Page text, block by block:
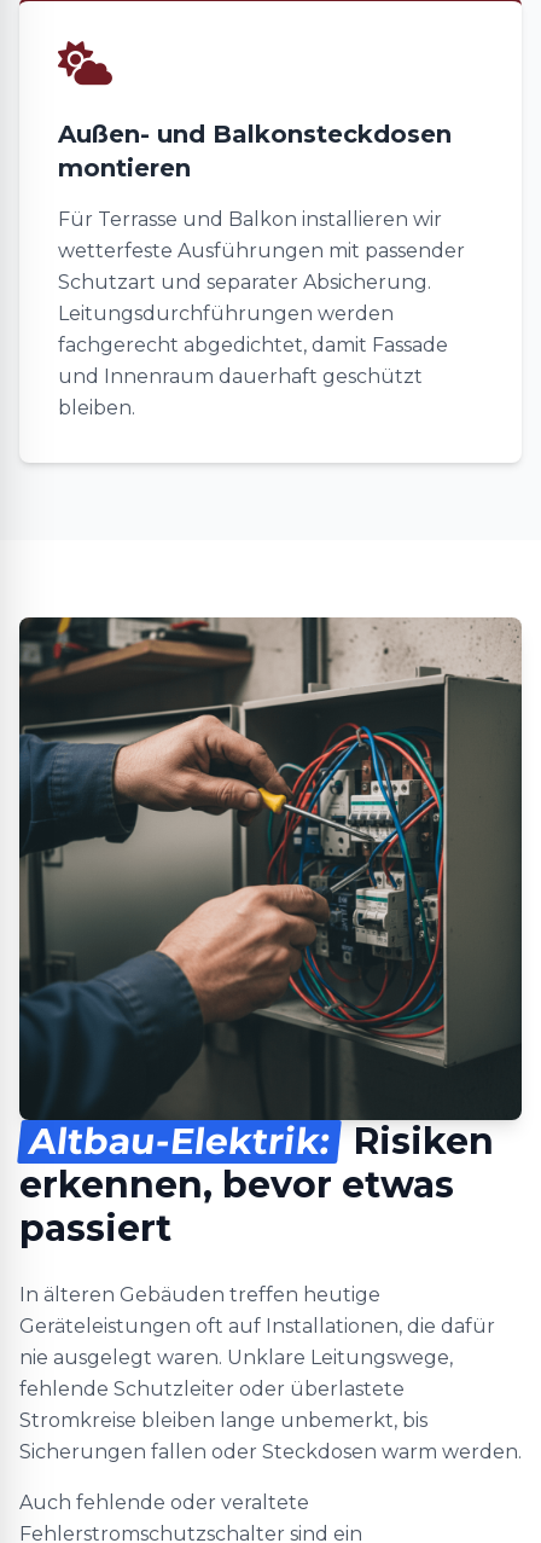
Außen- und Balkonsteckdosen
montieren
Für Terrasse und Balkon installieren wir
wetterfeste Ausführungen mit passender
Schutzart und separater Absicherung.
Leitungsdurchführungen werden
fachgerecht abgedichtet, damit Fassade
und Innenraum dauerhaft geschützt
bleiben.
Altbau-Elektrik: Risiken
erkennen, bevor etwas
passiert
In älteren Gebäuden treffen heutige
Geräteleistungen oft auf Installationen, die dafür
nie ausgelegt waren. Unklare Leitungswege,
fehlende Schutzleiter oder überlastete
Stromkreise bleiben lange unbemerkt, bis
Sicherungen fallen oder Steckdosen warm werden.
Auch fehlende oder veraltete
Fehlerstromschutzschalter sind ein